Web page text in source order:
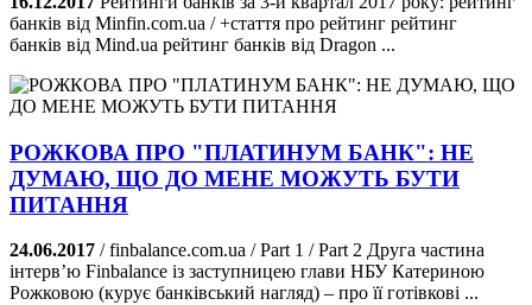
банків від Minfin.com.ua / +стаття про рейтинг рейтинг
банків від Mind.ua рейтинг банків від Dragon ...
РОЖКОВА ПРО "ПЛАТИНУМ БАНК": НЕ
ДУМАЮ, ЩО ДО МЕНЕ МОЖУТЬ БУТИ
ПИТАННЯ
24.06.2017 / finbalance.com.ua / Part 1 / Part 2 Друга частина
інтерв’ю Finbalance із заступницею глави НБУ Катериною
Рожковою (курує банківський нагляд) – про її готівкові ...